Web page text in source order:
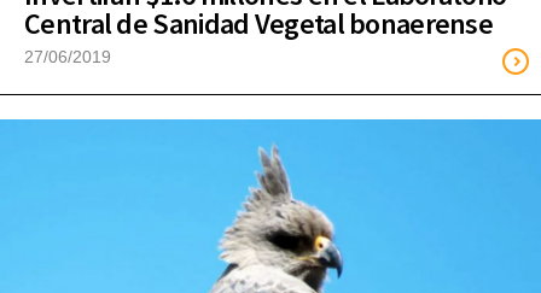
Central de Sanidad Vegetal bonaerense
27/06/2019